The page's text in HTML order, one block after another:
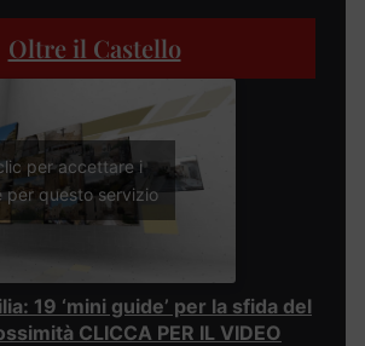
Oltre il Castello
per accettare i
per questo servizio
19 ‘mini guide’ per la sfida del
CLICCA PER IL VIDEO